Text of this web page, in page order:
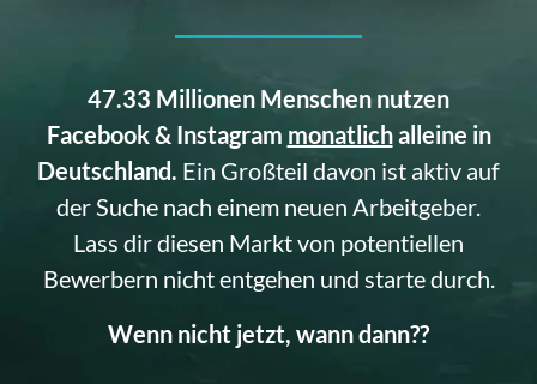
47.33 Millionen Menschen nutzen
Facebook & Instagram monatlichalleine in
Deutschland. Ein Großteil davon ist aktiv auf
der Suche nach einem neuen Arbeitgeber.
Lass dir diesen Markt von potentiellen
Bewerbern nicht entgehen und starte durch.
Wenn nicht jetzt, wann dann??